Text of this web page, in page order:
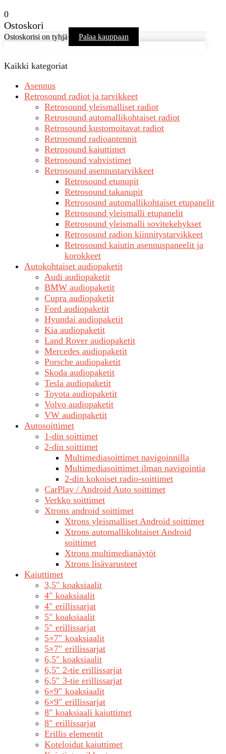
0
Ostoskori
Ostoskorisi on tyhjä Palaa kauppaan
Kaikki kategoriat
Asennus
Retrosound radiot ja tarvikkeet
Retrosound yleismalliset radiot
Retrosound automallikohtaiset radiot
Retrosound kustomoitavat radiot
Retrosound radioantennit
Retrosound kaiuttimet
Retrosound vahvistimet
Retrosound asennustarvikkeet
Retrosound etunupit
Retrosound takanupit
Retrosound automallikohtaiset etupanelit
Retrosound yleismalli etupanelit
Retrosound yleismalli sovitekehykset
Retrosound radion kiinnitystarvikkeet
Retrosound kaiutin asennuspaneelit ja
korokkeet
Autokohtaiset audiopaketit
Audi audiopaketit
BMW audiopaketit
Cupra audiopaketit
Ford audiopaketit
Hyundai audiopaketit
Kia audiopaketit
Land Rover audiopaketit
Mercedes audiopaketit
Porsche audiopaketit
Skoda audiopaketit
Tesla audiopaketit
Toyota audiopaketit
Volvo audiopaketit
VW audiopaketit
Autosoittimet
1-din soittimet
2-din soittimet
Multimediasoittimet navigoinnilla
Multimediasoittimet ilman navigointia
2-din kokoiset radio-soittimet
CarPlay / Android Auto soittimet
Verkko soittimet
Xtrons android soittimet
Xtrons yleismalliset Android soittimet
Xtrons automallikohtaiset Android
soittimet
Xtrons multimedianäytöt
Xtrons lisävarusteet
Kaiuttimet
3,5″ koaksiaalit
4″ koaksiaalit
4″ erillissarjat
5″ koaksiaalit
5″ erillissarjat
5×7″ koaksiaalit
5×7″ erillissarjat
6,5″ koaksiaalit
6,5″ 2-tie erillissarjat
6,5″ 3-tie erillissarjat
6×9″ koaksiaalit
6×9″ erillissarjat
8″ koaksiaali kaiuttimet
8″ erillissarjat
Erillis elementit
Koteloidut kaiuttimet